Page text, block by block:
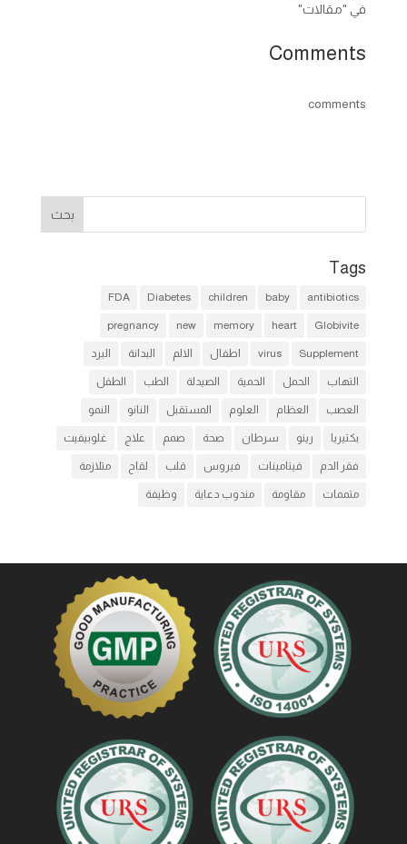
في "مقالات"
Comments
comments
Tags
antibiotics
baby
children
Diabetes
FDA
Globivite
heart
memory
new
pregnancy
Supplement
virus اطفال الالم البدانة البرد
التهاب الحمل الحمية الصيدلة الطب الطفل
العصب العظام العلوم المستقبل النانو النمو
بكتيريا رينو سرطان صحة صمم علاج غلوبيفيت
فقر الدم فيتامينات فيروس قلب لقاح متلازمة
متممات مقاومة مندوب دعاية وظيفة